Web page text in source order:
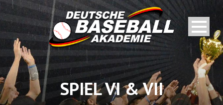
SPIEL VI & VII